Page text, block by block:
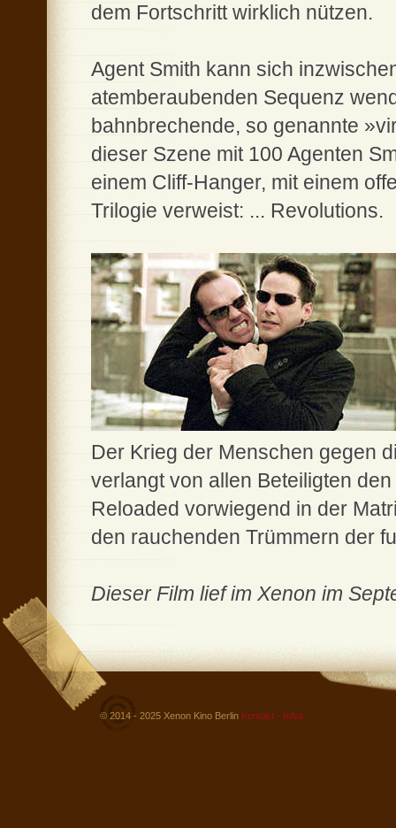
dem Fortschritt wirklich nützen.
Agent Smith kann sich
atemberaubenden Sequenz
bahnbrechende, so genannte
dieser Szene mit 100 Agenten
einem Cliff-Hanger, mit einem
Trilogie verweist: ... Revolutions.
Der Krieg der Menschen gegen
verlangt von allen Beteiligten
Reloaded vorwiegend in der
den rauchenden Trümmern der
Dieser Film lief im Xenon im
© 2014 - 2025 Xenon Kino Berlin Kontakt - Infos